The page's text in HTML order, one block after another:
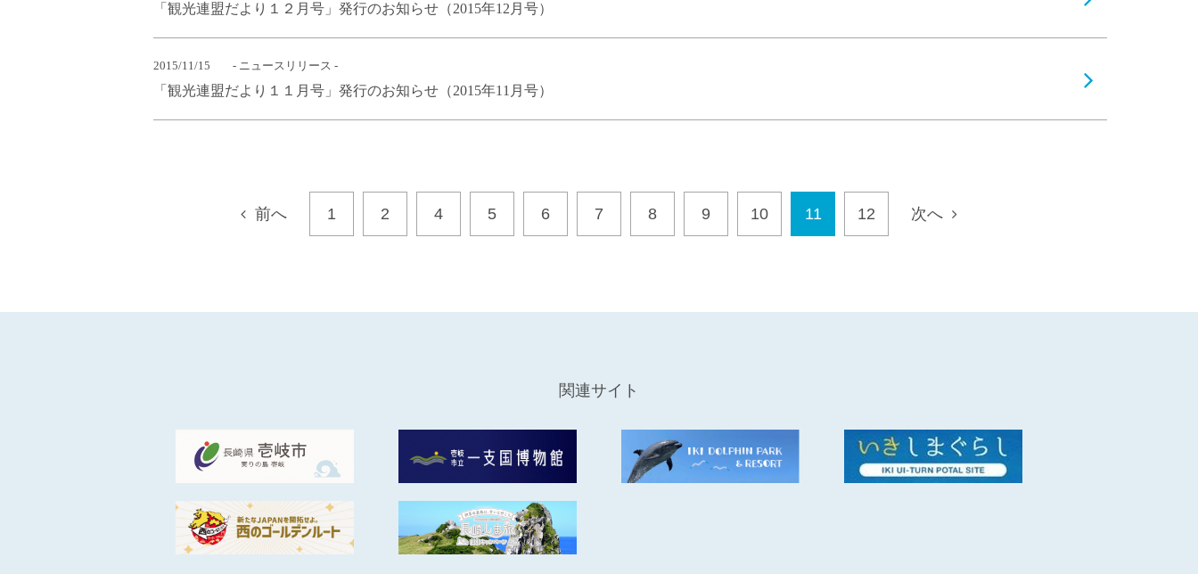
「観光連盟だより１２月号」発行のお知らせ（2015年12月号）
2015/11/15 - ニュースリリース -
「観光連盟だより１１月号」発行のお知らせ（2015年11月号）
前へ 1 2 4 5 6 7 8 9 10 11 12 次へ
関連サイト